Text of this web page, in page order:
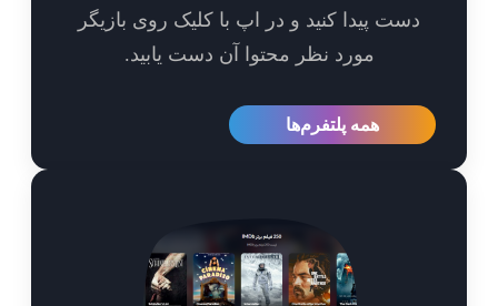
پیدا کنید و در اپ با کلیک روی بازیگر
مورد نظر محتوا آن دست یابید.
همه پلتفرم‌ها